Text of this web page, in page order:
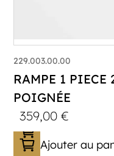
229.003.00.00
RAMPE 1 PIECE
POIGNÉE
359,00€
Ajouter au